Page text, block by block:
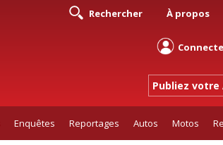
Rechercher À propos
Publiez votre
Enquêtes Reportages Autos Motos